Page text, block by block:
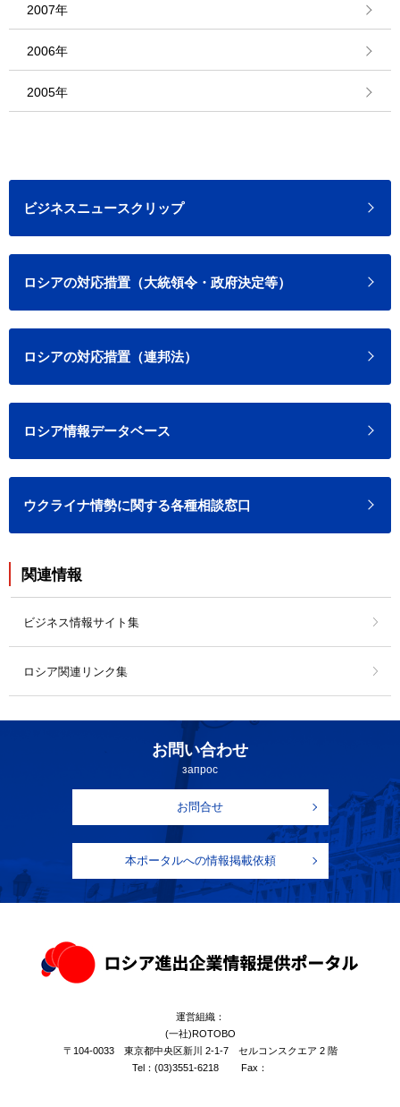
2007年
2006年
2005年
ビジネスニュースクリップ
ロシアの対応措置（大統領令・政府決定等）
ロシアの対応措置（連邦法）
ロシア情報データベース
ウクライナ情勢に関する各種相談窓口
関連情報
ビジネス情報サイト集
ロシア関連リンク集
お問い合わせ
запрос
お問合せ
本ポータルへの情報掲載依頼
運営組織：
(一社)ROTOBO
〒104-0033 東京都中央区新川 2-1-7 セルコンスクエア 2 階
Tel： (03)3551-6218 Fax：